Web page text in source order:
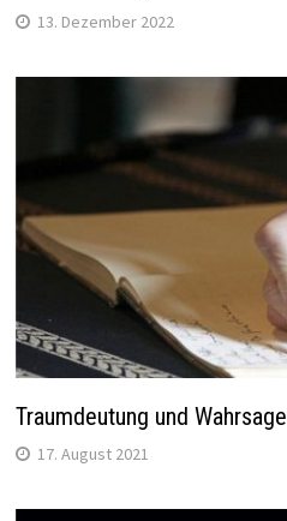
13. Dezember 2022
Traumdeutung und
17. August 2021